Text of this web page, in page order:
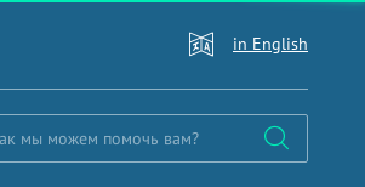
in English